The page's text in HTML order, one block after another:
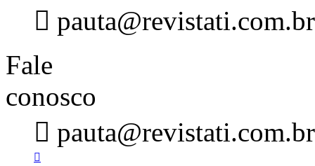
 pauta@revistati.com.br
Fale
conosco
 pauta@revistati.com.br
